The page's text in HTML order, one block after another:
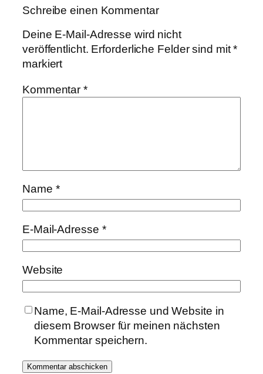
Schreibe einen Kommentar
Deine E-Mail-Adresse wird nicht
veröffentlicht. Erforderliche Felder sind mit*
markiert
Kommentar*
Name *
E-Mail-Adresse *
Website
Name, E-Mail-Adresse und Website in
diesem Browser für meinen nächsten
Kommentar speichern.